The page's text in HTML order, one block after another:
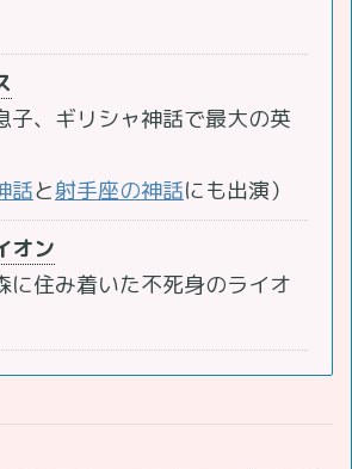
子、ギリシャ神話で最大の英
話と射手座の神話にも出演）
オン
に住み着いた不死身のライオ